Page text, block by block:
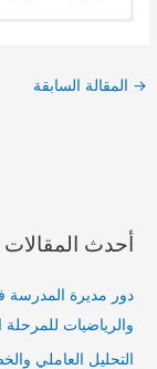
→ المقالة السابقة
أحدث المقالات
دور مديرة المدرسة
والرياضيات
التحليل العاملي